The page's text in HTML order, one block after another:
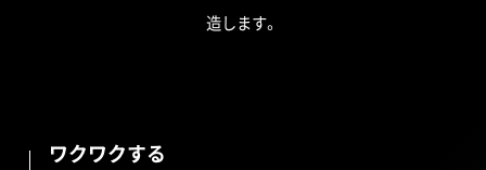
造します。
ワクワクする